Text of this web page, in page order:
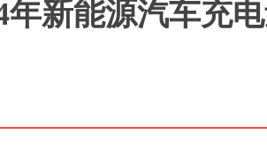
年新能源汽车充